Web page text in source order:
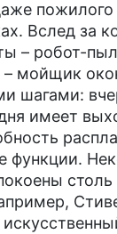
пожилого
Вслед за
– робот-
– мойщик
шагами:
имеет
функции.